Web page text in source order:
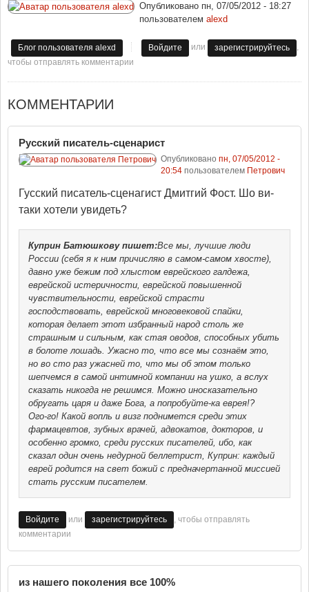
Опубликовано пн, 07/05/2012 - 18:27
пользователем alexd
Блог пользователя alexd Войдите или зарегистрируйтесь
,
чтобы отправлять комментарии
КОММЕНТАРИИ
Русский писатель-сценарист
Опубликовано пн, 07/05/2012 -
20:54пользователем Петрович
Гусский писатель-сценагист Дмитгий Фост. Шо ви-
таки хотели увидеть?
Куприн Батюшковупишет:Все мы, лучшие люди
России (себя я к ним причисляю в самом-самом хвосте),
давно уже бежим под хлыстом еврейского галдежа,
еврейской истеричности, еврейской повышенной
чувствительности, еврейской страсти
господствовать, еврейской многовековой спайки,
которая делает этот избранный народ столь же
страшным и сильным, как стая оводов, способных убить
в болоте лошадь. Ужасно то, что все мы сознаём это,
но во сто раз ужасней то, что мы об этом только
шепчемся в самой интимной компании на ушко, а вслух
сказать никогда не решимся. Можно иносказательно
обругать царя и даже Бога, а попробуйте-ка еврея!?
Ого-го! Какой вопль и визг поднимется среди этих
фармацевтов, зубных врачей, адвокатов, докторов, и
особенно громко, среди русских писателей, ибо, как
сказал один очень недурной беллетрист, Куприн: каждый
еврей родится на свет божий с предначертанной миссией
стать русским писателем.
Войдите или зарегистрируйтесь
, чтобы отправлять
комментарии
из нашего поколения все 100%